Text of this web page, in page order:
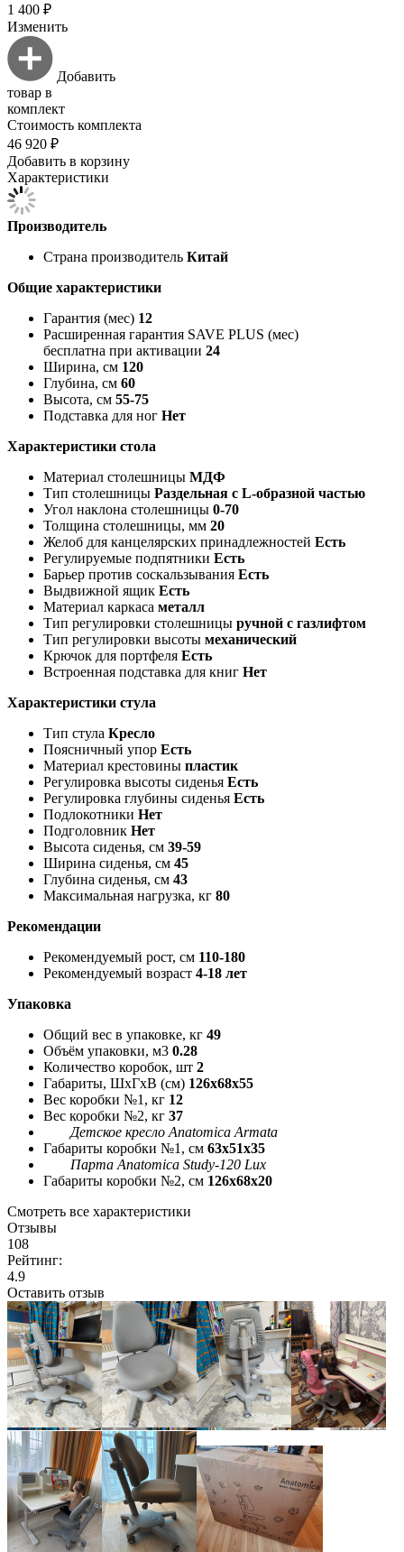
1 400 ₽
Изменить
Добавить
товар в
комплект
Стоимость комплекта
46 920 ₽
Добавить в корзину
Характеристики
Производитель
Страна производитель Китай
Общие характеристики
Гарантия (мес) 12
Расширенная гарантия SAVE PLUS (мес)
бесплатна при активации 24
Ширина, см 120
Глубина, см 60
Высота, см 55-75
Подставка для ног Нет
Характеристики стола
Материал столешницы МДФ
Тип столешницы Раздельная с L-образной частью
Угол наклона столешницы 0-70
Толщина столешницы, мм 20
Желоб для канцелярских принадлежностей Есть
Регулируемые подпятники Есть
Барьер против соскальзывания Есть
Выдвижной ящик Есть
Материал каркаса металл
Тип регулировки столешницы ручной с газлифтом
Тип регулировки высоты механический
Крючок для портфеля Есть
Встроенная подставка для книг Нет
Характеристики стула
Тип стула Кресло
Поясничный упор Есть
Материал крестовины пластик
Регулировка высоты сиденья Есть
Регулировка глубины сиденья Есть
Подлокотники Нет
Подголовник Нет
Высота сиденья, см 39-59
Ширина сиденья, см 45
Глубина сиденья, см 43
Максимальная нагрузка, кг 80
Рекомендации
Рекомендуемый рост, см 110-180
Рекомендуемый возраст 4-18 лет
Упаковка
Общий вес в упаковке, кг 49
Объём упаковки, м3 0.28
Количество коробок, шт 2
Габариты, ШxГxВ (см) 126x68x55
Вес коробки №1, кг 12
Вес коробки №2, кг 37
Детское кресло Anatomica Armata
Габариты коробки №1, см 63x51x35
Парта Anatomica Study-120 Lux
Габариты коробки №2, см 126x68x20
Смотреть все характеристики
Отзывы
108
Рейтинг:
4.9
Оставить отзыв